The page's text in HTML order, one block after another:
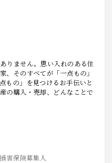
りません。思い入れのある住
、そのすべてが「一点もの」
もの」を見つけるお手伝いと
の購入・売却、どんなことで
害保険募集人